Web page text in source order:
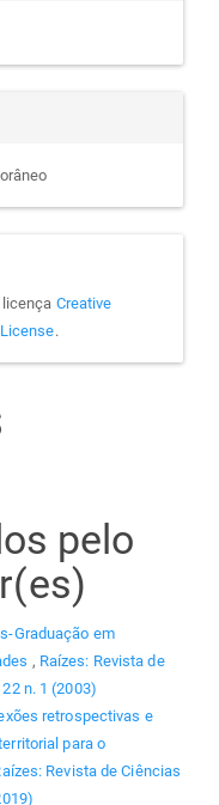
Creative
.
pelo
Graduação em
, Raízes: Revista de
n. 1 (2003)
retrospectivas e
para o
Revista de Ciências